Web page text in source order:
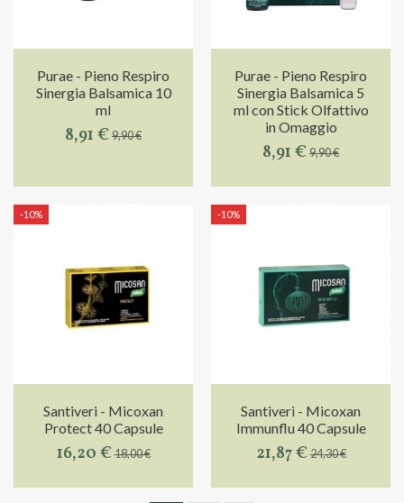
Purae - Pieno Respiro
Sinergia Balsamica 10
ml
8,91 €9,90 €
Purae - Pieno Respiro
Sinergia Balsamica 5
ml con Stick Olfattivo
in Omaggio
8,91 €9,90 €
-10%
Santiveri - Micoxan
Protect 40 Capsule
16,20 €18,00 €
-10%
Santiveri - Micoxan
Immunflu 40 Capsule
21,87 €24,30 €